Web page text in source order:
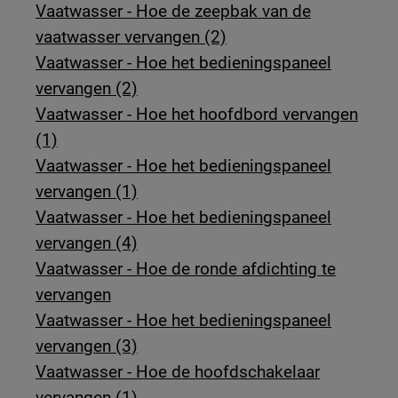
Vaatwasser - Hoe de zeepbak van de
vaatwasser vervangen (2)
Vaatwasser - Hoe het bedieningspaneel
vervangen (2)
Vaatwasser - Hoe het hoofdbord vervangen
(1)
Vaatwasser - Hoe het bedieningspaneel
vervangen (1)
Vaatwasser - Hoe het bedieningspaneel
vervangen (4)
Vaatwasser - Hoe de ronde afdichting te
vervangen
Vaatwasser - Hoe het bedieningspaneel
vervangen (3)
Vaatwasser - Hoe de hoofdschakelaar